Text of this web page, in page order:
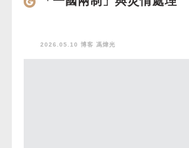
2026.05.10 博客 馮煒光